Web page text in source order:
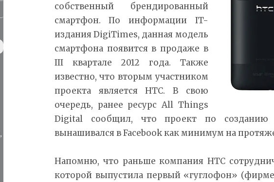
,
собственный брендированный
смартфон. По информации IT-
издания DigiTimes, данная модель
смартфона появится в продаже в
III квартале 2012 года. Также
известно, что вторым участником
проекта является HTC. В свою
очередь, ранее ресурс All Things
Digital сообщил, что проект по созданию
вынашивался в Facebook как минимум на
Напомню, что раньше компания HTC
которой выпустила первый «гуглофон»